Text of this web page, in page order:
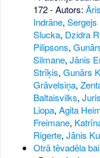
172- Autors:
Indrāne, Sergejs
Slucka, Dzidra
Pilipsons,
Silmane, Jānis
Strīķis, Gunārs
Grāvelsiņa,
Baltaisvilks,
Liopa, Agita
Freimane,
Rigerte, Jānis
Otrā tēvadēla